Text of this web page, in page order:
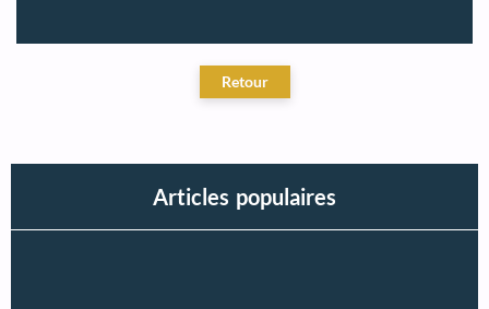
Articles populaires